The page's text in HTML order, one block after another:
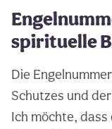
spirituelle
Die
Schutzes und
Ich möchte,